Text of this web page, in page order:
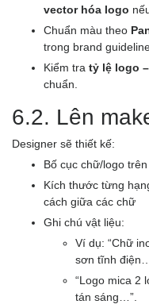
vector hóa logo
Chuẩn màu theo
trong brand
Kiểm tra tỷ lệ logo
chuẩn.
6.2. Lên
Designer sẽ thiết kế:
Bố cục chữ/logo
Kích thước từng
cách giữa các chữ
Ghi chú vật liệu:
Ví dụ: “Chữ
sơn tĩnh
“Logo mica 2
tán sáng…”.